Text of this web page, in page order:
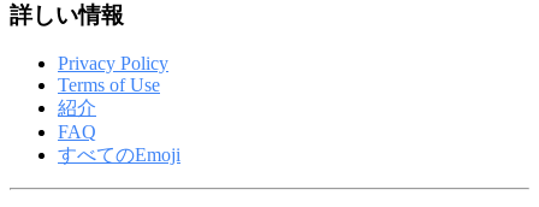
詳しい情報
Privacy Policy
Terms of Use
紹介
FAQ
すべてのEmoji